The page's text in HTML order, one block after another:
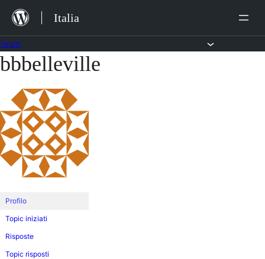
Salta
contenuto
Italia
Vai
contenuto
bbbelleville
Profilo
Topic iniziati
Risposte
Topic risposti